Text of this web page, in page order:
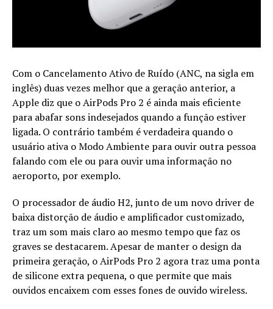
Com o Cancelamento Ativo de Ruído (ANC, na sigla em
inglês) duas vezes melhor que a geração anterior, a
Apple diz que o AirPods Pro 2 é ainda mais eficiente
para abafar sons indesejados quando a função estiver
ligada. O contrário também é verdadeira quando o
usuário ativa o Modo Ambiente para ouvir outra pessoa
falando com ele ou para ouvir uma informação no
aeroporto, por exemplo.
O processador de áudio H2, junto de um novo driver de
baixa distorção de áudio e amplificador customizado,
traz um som mais claro ao mesmo tempo que faz os
graves se destacarem. Apesar de manter o design da
primeira geração, o AirPods Pro 2 agora traz uma ponta
de silicone extra pequena, o que permite que mais
ouvidos encaixem com esses fones de ouvido wireless.